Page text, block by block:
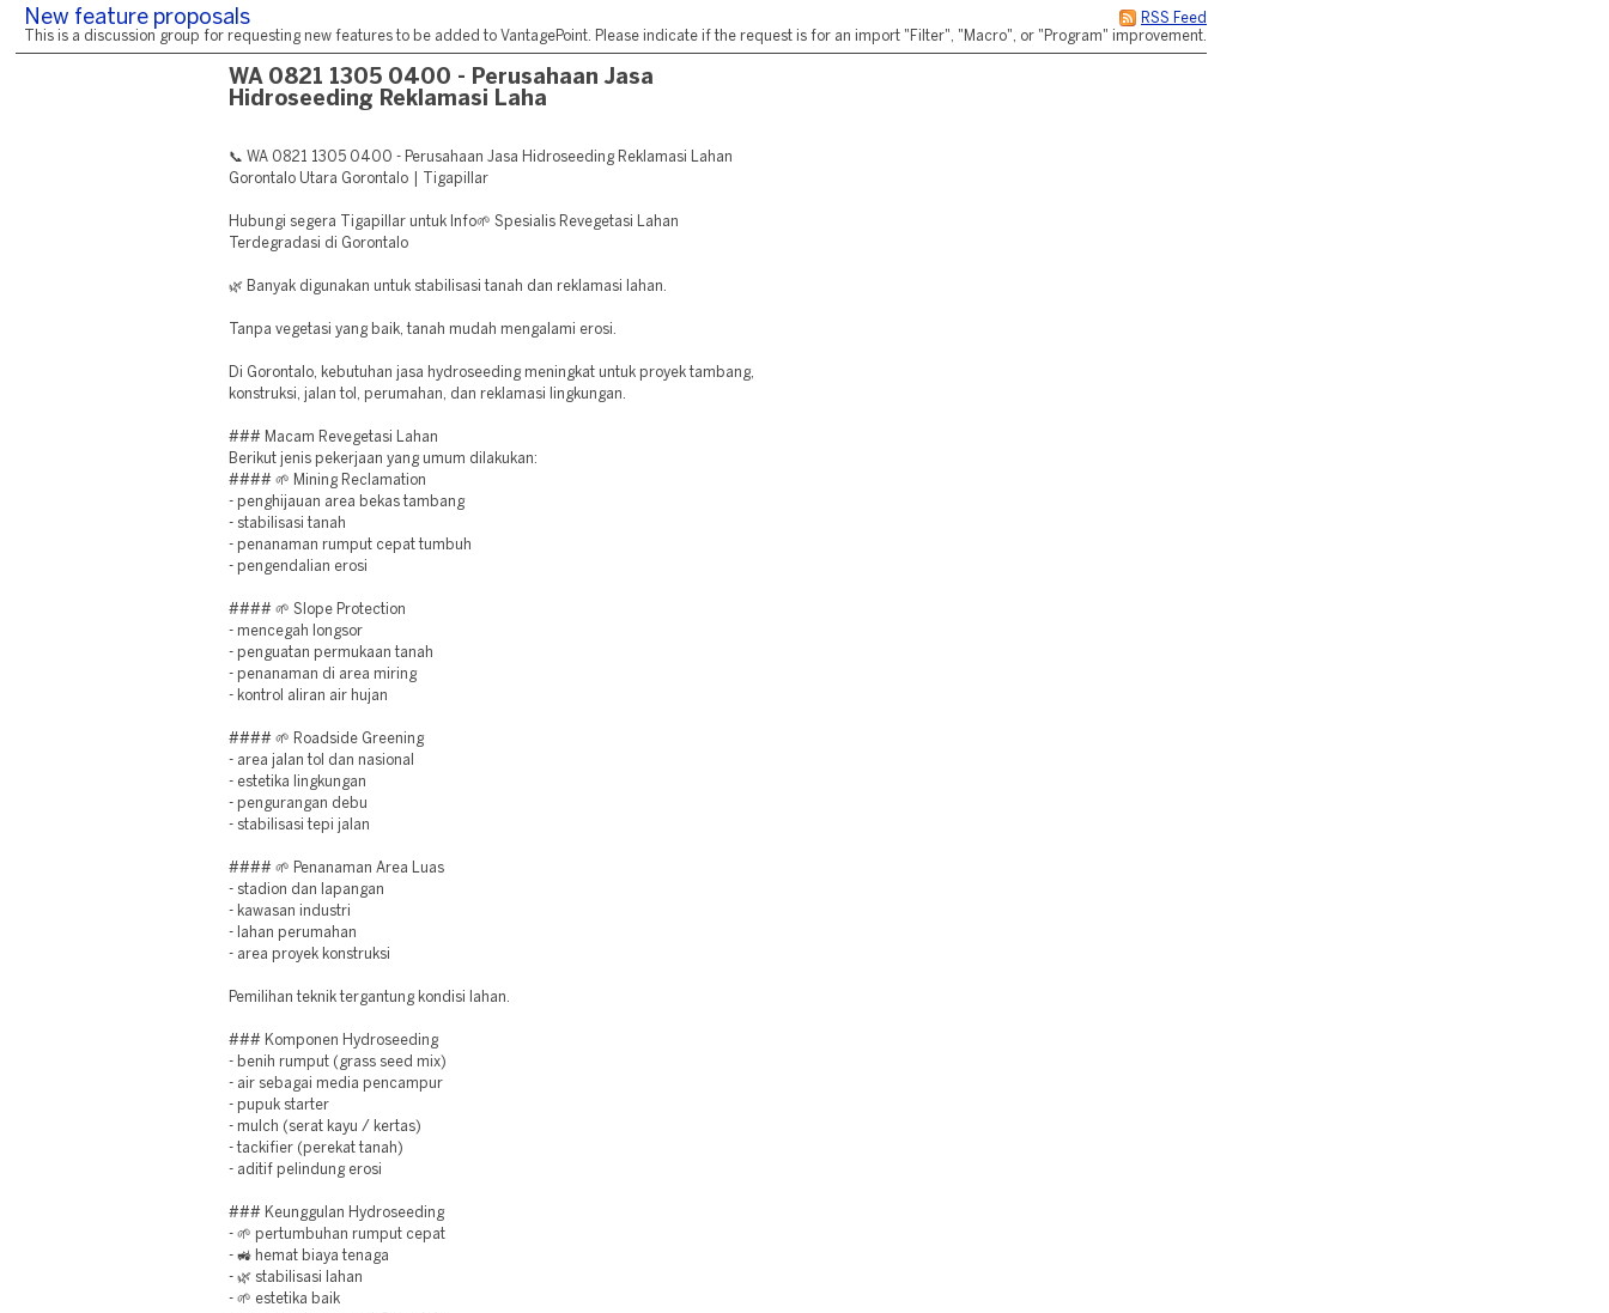
RSS Feed
New feature proposals
This is a discussion group for requesting new features to be added to VantagePoint. Please indicate if the request is for an import "Filter", "Macro", or "Program" improvement.
WA 0821 1305 0400 - Perusahaan Jasa
Hidroseeding Reklamasi Laha
📞 WA 0821 1305 0400 - Perusahaan Jasa Hidroseeding Reklamasi Lahan
Gorontalo Utara Gorontalo | Tigapillar
Hubungi segera Tigapillar untuk Info🌱 Spesialis Revegetasi Lahan
Terdegradasi di Gorontalo
🌿 Banyak digunakan untuk stabilisasi tanah dan reklamasi lahan.
Tanpa vegetasi yang baik, tanah mudah mengalami erosi.
Di Gorontalo, kebutuhan jasa hydroseeding meningkat untuk proyek tambang,
konstruksi, jalan tol, perumahan, dan reklamasi lingkungan.
### Macam Revegetasi Lahan
Berikut jenis pekerjaan yang umum dilakukan:
#### 🌱 Mining Reclamation
- penghijauan area bekas tambang
- stabilisasi tanah
- penanaman rumput cepat tumbuh
- pengendalian erosi
#### 🌱 Slope Protection
- mencegah longsor
- penguatan permukaan tanah
- penanaman di area miring
- kontrol aliran air hujan
#### 🌱 Roadside Greening
- area jalan tol dan nasional
- estetika lingkungan
- pengurangan debu
- stabilisasi tepi jalan
#### 🌱 Penanaman Area Luas
- stadion dan lapangan
- kawasan industri
- lahan perumahan
- area proyek konstruksi
Pemilihan teknik tergantung kondisi lahan.
### Komponen Hydroseeding
- benih rumput (grass seed mix)
- air sebagai media pencampur
- pupuk starter
- mulch (serat kayu / kertas)
- tackifier (perekat tanah)
- aditif pelindung erosi
### Keunggulan Hydroseeding
- 🌱 pertumbuhan rumput cepat
- 🚜 hemat biaya tenaga
- 🌿 stabilisasi lahan
- 🌱 estetika baik